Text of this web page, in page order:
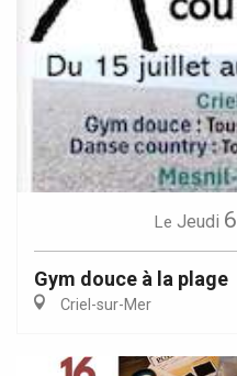
Le Jeudi 6
Gym douce à la plage
Criel-sur-Mer